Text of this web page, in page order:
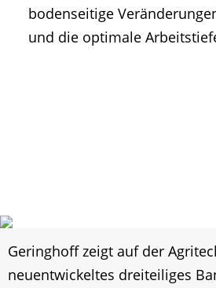
bodenseitige
und die optimale
Geringhoff zeigt auf der
neuentwickeltes dreiteiliges